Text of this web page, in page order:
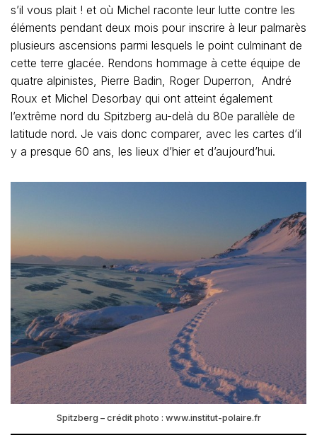
s’il vous plait ! et où Michel raconte leur lutte contre les
éléments pendant deux mois pour inscrire à leur palmarès
plusieurs ascensions parmi lesquels le point culminant de
cette terre glacée. Rendons hommage à cette équipe de
quatre alpinistes, Pierre Badin, Roger Duperron, André
Roux et Michel Desorbay qui ont atteint également
l’extrême nord du Spitzberg au-delà du 80e parallèle de
latitude nord. Je vais donc comparer, avec les cartes d’il
y a presque 60 ans, les lieux d’hier et d’aujourd’hui.
Spitzberg – crédit photo : www.institut-polaire.fr